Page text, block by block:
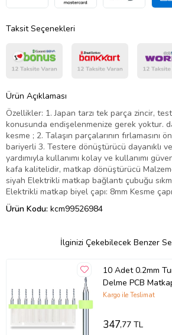
Taksit Seçenekleri
Ürün Açıklaması
Özellikler: 1. Japan tarzı tek parça zincir,
konusunda endişelenmenize gerek yoktur.
kesme ; 2. Talaşın parçalarının fırlamasını
bariyerli 3. Testere dönüştürücü dayanıklı
yardımıyla kullanımı kolay ve kullanımı
kafa kalitelidir, matkap dönüştürücü
siyah Elektrikli matkap bağlantı çubuğu
Elektrikli matkap biyel çapı: 8mm Kesme
Ürün Kodu: kcm99526984
İlginizi Çekebilecek Benzer
10 Adet 0.2mm
Delme PCB
Kargo ile Teslimat
347,77 TL